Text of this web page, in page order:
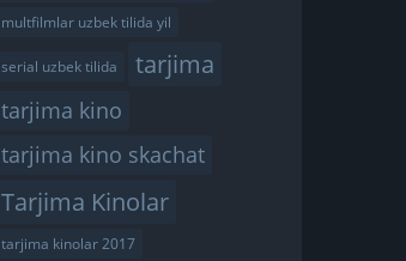
multfilmlar uzbek tilida yil
serial uzbek tilida tarjima
tarjima kino
tarjima kino skachat
Tarjima Kinolar
tarjima kinolar 2017